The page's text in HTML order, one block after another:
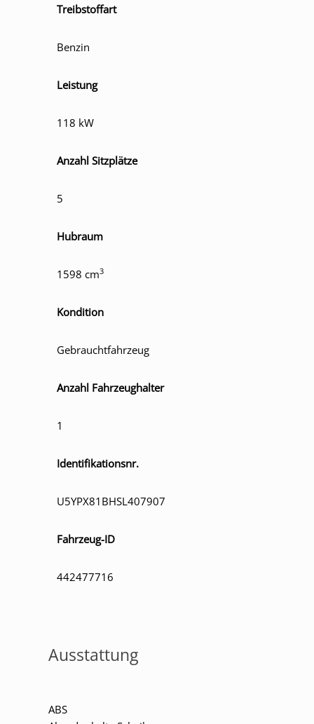
Treibstoffart
Benzin
Leistung
118 kW
Anzahl Sitzplätze
5
Hubraum
1598 cm3
Kondition
Gebrauchtfahrzeug
Anzahl Fahrzeughalter
1
Identifikationsnr.
U5YPX81BHSL407907
Fahrzeug-ID
442477716
Ausstattung
ABS